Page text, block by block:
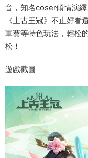
音，知名coser傾情演繹
《上古王冠》不止好看
軍賽等特色玩法，輕松
松！
遊戲截圖